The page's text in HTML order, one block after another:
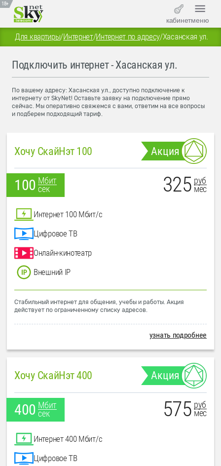
18+
кабинетменю
Для квартиры/Интернет/Интернет по адресу/Хасанская ул.
Подключить интернет - Хасанская ул.
По вашему адресу: Хасанская ул., доступно подключение к
интернету от SkyNet! Оставьте заявку на подключение прямо
сейчас. Мы оперативно свяжемся с вами, ответим на все вопросы
и подберем подходящий тариф.
Хочу СкайНэт 100 Акция
100 Мбит
сек
325 руб
мес
Интернет 100 Мбит/с
Цифровое ТВ
Онлайн-кинотеатр
Внешний IP
Стабильный интернет для общения, учебы и работы. Акция
действует по ограниченному списку адресов.
узнать подробнее
Хочу СкайНэт 400 Акция
400 Мбит
сек
575 руб
мес
Интернет 400 Мбит/с
Цифровое ТВ